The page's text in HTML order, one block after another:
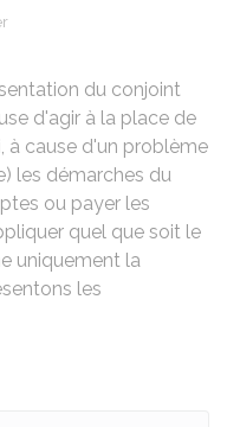
du conjoint
d'agir à la place de
à cause d'un problème
les démarches du
ou payer les
quel que soit le
uniquement la
les